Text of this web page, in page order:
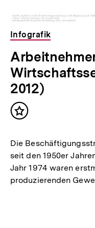
Infografik
2012)
Inhalt
Die
seit den 1950er
Jahr 1974 waren
produzierenden